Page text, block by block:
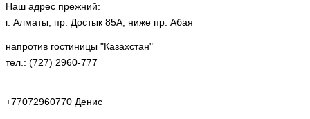
Наш адрес прежний:
г. Алматы, пр. Достык 85А, ниже пр. Абая
напротив гостиницы "Казахстан"
тел.: (727) 2960-777
+77072960770 Денис